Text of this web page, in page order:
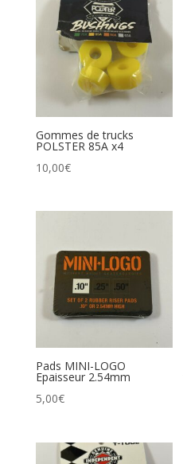
Gommes de trucks
POLSTER 85A x4
10,00€
Pads MINI-LOGO
Epaisseur 2.54mm
5,00€